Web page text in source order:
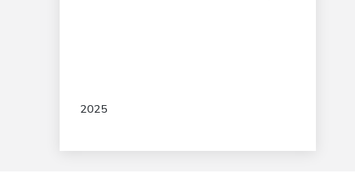
2025